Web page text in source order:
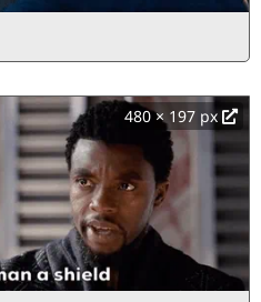
480 × 197 px